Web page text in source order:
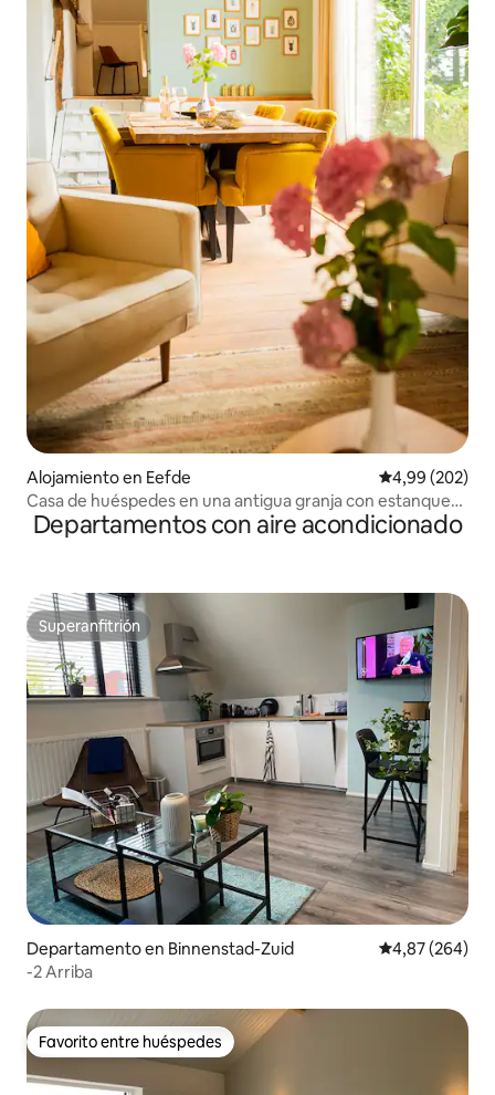
Alojamiento en Eefde Calificación
4,99 (202)
Casa de huéspedes en una antigua granja con estanque
para nadar
Departamentos con aire acondicionado
Superanfitrión
Superanfitrión
Departamento en Binnenstad-Zuid Calificación
4,87 (264)
-2 Arriba
Favorito entre huéspedes
Favorito entre huéspedes